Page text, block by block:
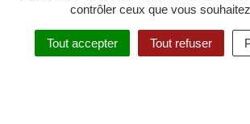
contrôler ceux que vous
Tout accepter Tout refuser
RECHERCHER
réalisé
par
Inovagora